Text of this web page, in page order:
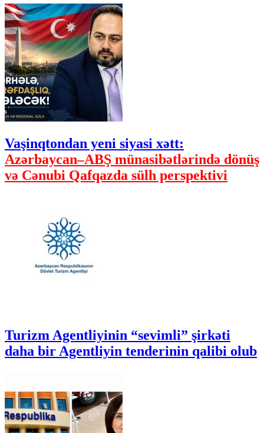
Vaşinqtondan yeni siyasi xətt:
Azərbaycan–ABŞ münasibətlərində dönüş
və Cənubi Qafqazda sülh perspektivi
Turizm Agentliyinin “sevimli” şirkəti
daha bir Agentliyin tenderinin qalibi olub